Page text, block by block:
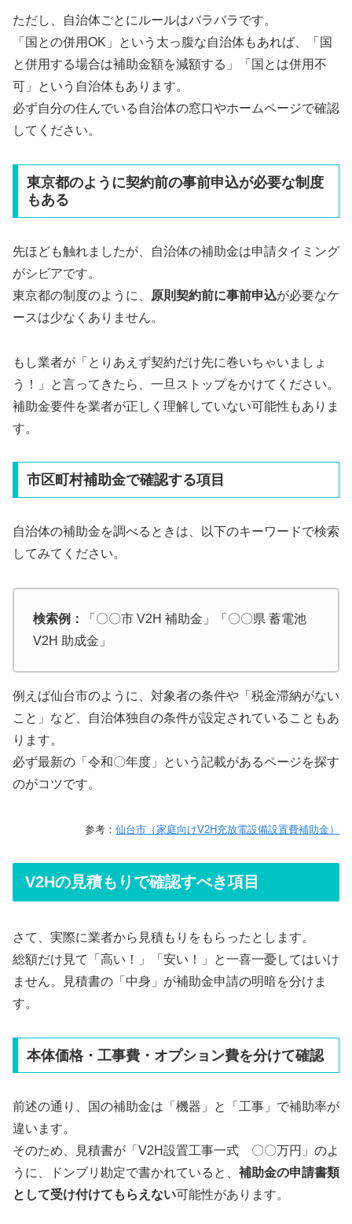
ただし、自治体ごとにルールはバラバラです。
「国との併用OK」という太っ腹な自治体もあれば、「国
と併用する場合は補助金額を減額する」「国とは併用不
可」という自治体もあります。
必ず自分の住んでいる自治体の窓口やホームページで確認
してください。
東京都のように契約前の事前申込が必要な制度
もある
先ほども触れましたが、自治体の補助金は申請タイミング
がシビアです。
東京都の制度のように、
原則契約前に事前申込が必要なケ
ースは少なくありません。
もし業者が「とりあえず契約だけ先に巻いちゃいましょ
う！」と言ってきたら、一旦ストップをかけてください。
補助金要件を業者が正しく理解していない可能性もありま
す。
市区町村補助金で確認する項目
自治体の補助金を調べるときは、以下のキーワードで検索
してみてください。
検索例：
「〇〇市 V2H 補助金」「〇〇県 蓄電池
V2H 助成金」
例えば仙台市のように、対象者の条件や「税金滞納がない
こと」など、自治体独自の条件が設定されていることもあ
ります。
必ず最新の「令和〇年度」という記載があるページを探す
のがコツです。
参考： 仙台市（家庭向けV2H充放電設備設置費補助金）
V2Hの見積もりで確認すべき項目
さて、実際に業者から見積もりをもらったとします。
総額だけ見て「高い！」「安い！」と一喜一憂してはいけ
ません。見積書の「中身」が補助金申請の明暗を分けま
す。
本体価格・工事費・オプション費を分けて確認
前述の通り、国の補助金は「機器」と「工事」で補助率が
違います。
そのため、見積書が「V2H設置工事一式 〇〇万円」のよ
うに、ドンブリ勘定で書かれていると、 補助金の申請書類
として受け付けてもらえない可能性があります。